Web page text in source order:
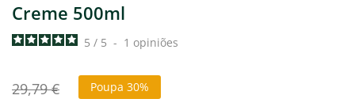
Creme 500ml
5 / 5 - 1 opiniões
29,79 € Poupa 30%